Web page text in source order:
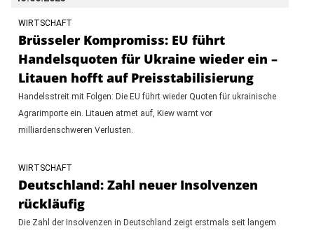
WIRTSCHAFT
Brüsseler Kompromiss: EU führt
Handelsquoten für Ukraine wieder ein –
Litauen hofft auf Preisstabilisierung
Handelsstreit mit Folgen: Die EU führt wieder Quoten für ukrainische
Agrarimporte ein. Litauen atmet auf, Kiew warnt vor
milliardenschweren Verlusten.
WIRTSCHAFT
Deutschland: Zahl neuer Insolvenzen
rückläufig
Die Zahl der Insolvenzen in Deutschland zeigt erstmals seit langem